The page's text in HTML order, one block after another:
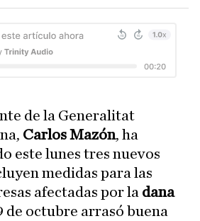
de la Generalitat
Carlos Mazón, ha
este lunes tres nuevos
medidas para las
afectadas por la dana
de octubre arrasó buena